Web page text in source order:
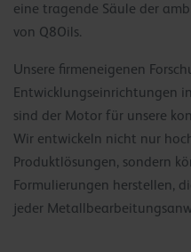
eine tragende Säule der
von Q8Oils.
Unsere firmeneigenen
Entwicklungseinrichtungen
sind der Motor für unsere
Wir entwickeln nicht nur
Produktlösungen, sondern
Formulierungen herstellen,
jeder